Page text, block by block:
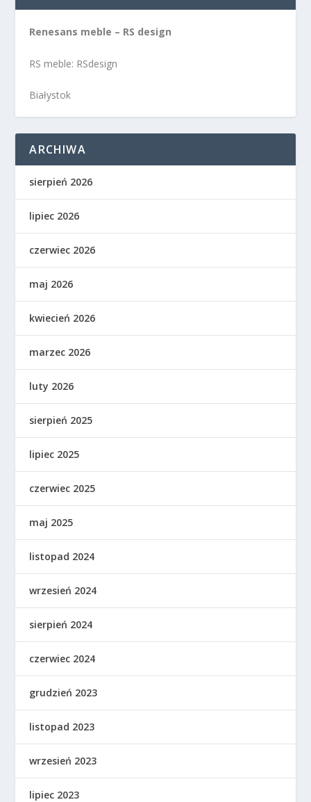
Renesans meble – RS design
RS meble: RSdesign
Białystok
ARCHIWA
sierpień 2026
lipiec 2026
czerwiec 2026
maj 2026
kwiecień 2026
marzec 2026
luty 2026
sierpień 2025
lipiec 2025
czerwiec 2025
maj 2025
listopad 2024
wrzesień 2024
sierpień 2024
czerwiec 2024
grudzień 2023
listopad 2023
wrzesień 2023
lipiec 2023